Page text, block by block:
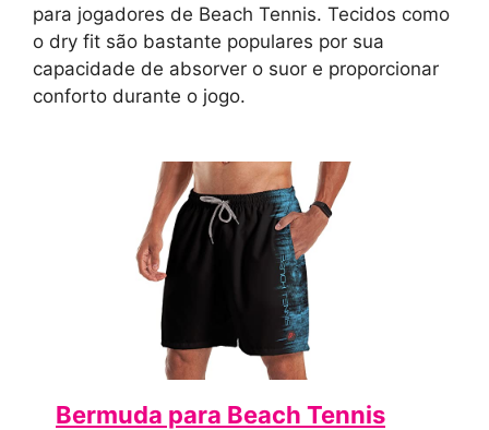
para jogadores de Beach Tennis. Tecidos como
o dry fit são bastante populares por sua
capacidade de absorver o suor e proporcionar
conforto durante o jogo.
Bermuda para Beach Tennis